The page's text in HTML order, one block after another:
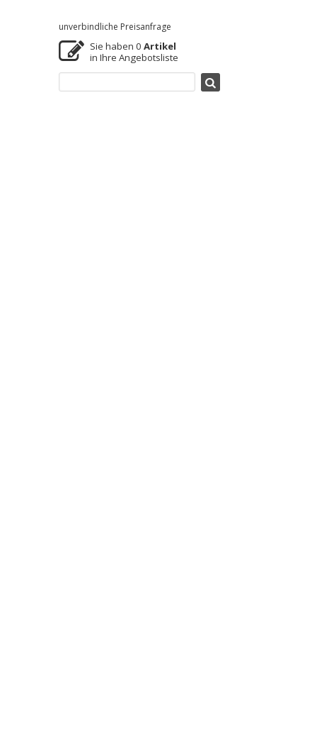
unverbindliche Preisanfrage
Sie haben 0 Artikel
in Ihre Angebotsliste